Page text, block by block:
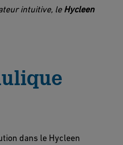
intuitive, leHycleen
dans le Hycleen